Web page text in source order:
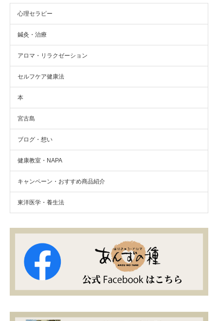
心理セラピー
鍼灸・治療
アロマ・リラクゼーション
セルフケア健康法
本
宮古島
ブログ・想い
健康教室・NAPA
キャンペーン・おすすめ商品紹介
東洋医学・養生法